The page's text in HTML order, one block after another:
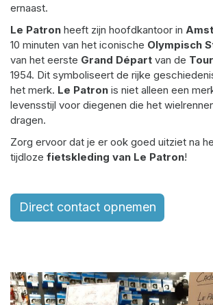
ernaast.
Le Patron heeft zijn hoofdkantoor in
10 minuten van het iconische Olympisch
van het eerste Grand Départ van de
1954. Dit symboliseert de rijke
het merk. Le Patron is niet alleen een
levensstijl voor diegenen die het
dragen.
Zorg ervoor dat je er ook goed uitziet na
tijdloze fietskleding van Le Patron!
Direct contact opnemen